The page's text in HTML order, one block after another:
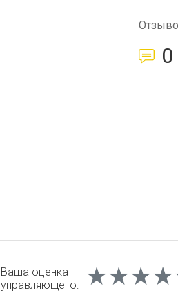
0
Ваша оценка
управляющего: